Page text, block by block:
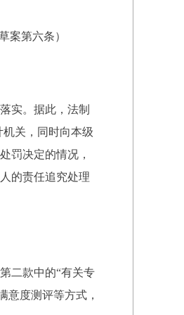
案第六条）
实。据此，法制
关，同时向本级
罚决定的情况，
的责任追究处理
二款中的“有关专
意度测评等方式，